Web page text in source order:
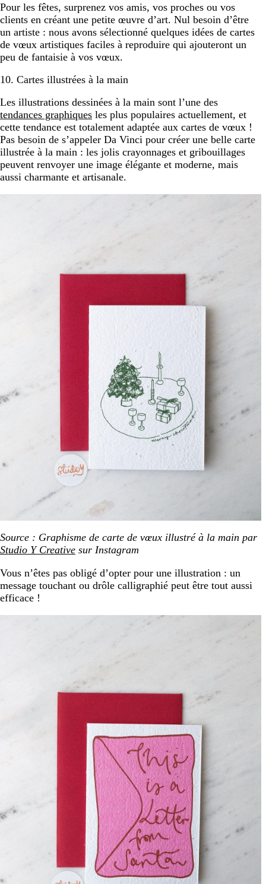
Pour les fêtes, surprenez vos amis, vos proches ou vos
clients en créant une petite œuvre d’art. Nul besoin d’être
un artiste : nous avons sélectionné quelques idées de cartes
de vœux artistiques faciles à reproduire qui ajouteront un
peu de fantaisie à vos vœux.
10. Cartes illustrées à la main
Les illustrations dessinées à la main sont l’une des
tendances graphiques les plus populaires actuellement, et
cette tendance est totalement adaptée aux cartes de vœux !
Pas besoin de s’appeler Da Vinci pour créer une belle carte
illustrée à la main : les jolis crayonnages et gribouillages
peuvent renvoyer une image élégante et moderne, mais
aussi charmante et artisanale.
Source : Graphisme de carte de vœux illustré à la main par
Studio Y Creative sur Instagram
Vous n’êtes pas obligé d’opter pour une illustration : un
message touchant ou drôle calligraphié peut être tout aussi
efficace !